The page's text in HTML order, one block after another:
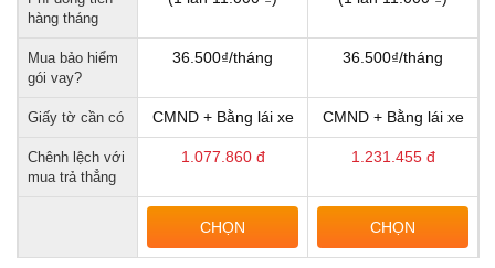
hàng tháng
Mua bảo hiểm
gói vay?
36.500₫/tháng 36.500₫/tháng
Giấy tờ cần có CMND + Bằng lái xe CMND + Bằng lái xe
Chênh lệch với
mua trả thẳng
1.077.860đ 1.231.455đ
CHỌN CHỌN